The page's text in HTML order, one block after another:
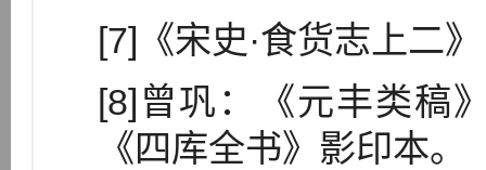
[7]《宋史·食货志上二
[8]曾巩：《元丰类稿
《四库全书》影印本。